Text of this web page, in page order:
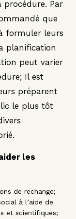
procédure. Par
que
formuler leurs
planification
peut varier
Il est
préparent
le plus tôt
les
de rechange;
à l’aide de
et scientifiques;